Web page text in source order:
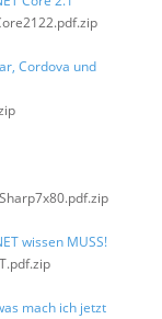
Cordova und
wissen MUSS!
mach ich jetzt